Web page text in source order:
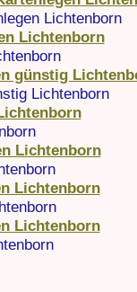
Lichtenborn
Lichtenborn
günstig
Lichtenborn
Lichtenborn
Lichtenborn
Lichtenborn